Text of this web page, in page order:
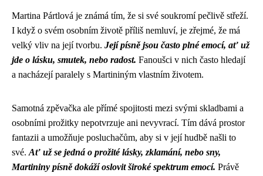
Martina Pártlová je známá tím, že si své soukromí pečlivě střeží.
I když o svém osobním životě příliš nemluví, je zřejmé, že má
velký vliv na její tvorbu. Její písně jsou často plné emocí, ať už
jde o lásku, smutek, nebo radost. Fanoušci v nich často hledají
a nacházejí paralely s Martininým vlastním životem.
Samotná zpěvačka ale přímé spojitosti mezi svými skladbami a
osobními prožitky nepotvrzuje ani nevyvrací. Tím dává prostor
fantazii a umožňuje posluchačům, aby si v její hudbě našli to
své. Ať už se jedná o prožité lásky, zklamání, nebo sny,
Martininy písně dokáží oslovit široké spektrum emocí. Právě